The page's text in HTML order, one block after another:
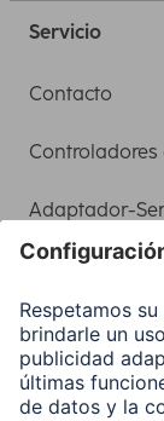
Servicio
Contacto
Controladores
Adaptador-
Clientes online
Conviértete